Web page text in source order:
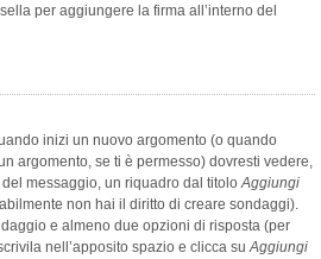
per aggiungere la firma all’interno del
inizi un nuovo argomento (o quando
argomento, se ti è permesso) dovresti vedere,
messaggio, un riquadro dal titoloAggiungi
non hai il diritto di creare sondaggi).
e almeno due opzioni di risposta (per
nell’apposito spazio e clicca suAggiungi